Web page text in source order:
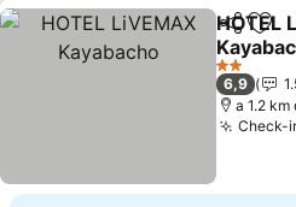
HOTEL
2 Estrellas
6,9
a 1.2 km
Check-